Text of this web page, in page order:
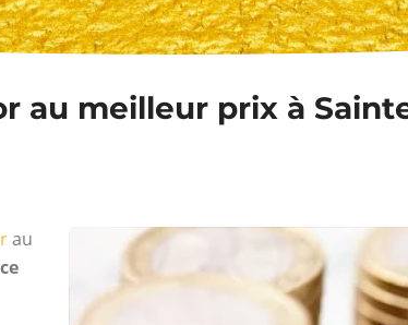
au meilleur prix à
au